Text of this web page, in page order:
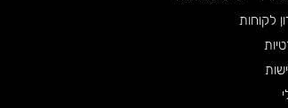
לקוחות